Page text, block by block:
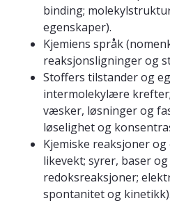
binding;
egenskaper).
Kjemiens språk
reaksjonsligninger og
Stoffers tilstander og
intermolekylære
væsker, løsninger og
løselighet og
Kjemiske reaksjoner
likevekt; syrer, baser
redoksreaksjoner;
spontanitet og kinetikk).